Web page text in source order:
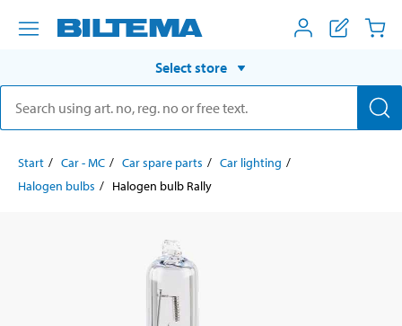
Select store
Start Car - MC Car spare parts
Car lighting
Halogen bulbs
Halogen bulb Rally